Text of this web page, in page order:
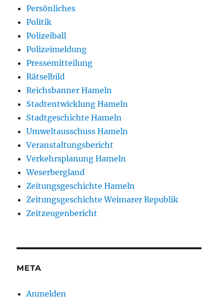
Persönliches
Politik
Polizeiball
Polizeimeldung
Pressemitteilung
Rätselbild
Reichsbanner Hameln
Stadtentwicklung Hameln
Stadtgeschichte Hameln
Umweltausschuss Hameln
Veranstaltungsbericht
Verkehrsplanung Hameln
Weserbergland
Zeitungsgeschichte Hameln
Zeitungsgeschichte Weimarer Republik
Zeitzeugenbericht
META
Anmelden